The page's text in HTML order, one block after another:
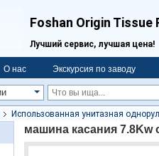
Foshan Origin Tissue
Лучший сервис, лучшая цена!
О нас Экскурсия по заводу
Использованная унитазная
машина касания 7.8Kw